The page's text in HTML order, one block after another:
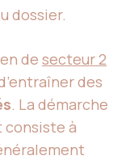
dossier.
de secteur 2
des
. La démarche
consiste à